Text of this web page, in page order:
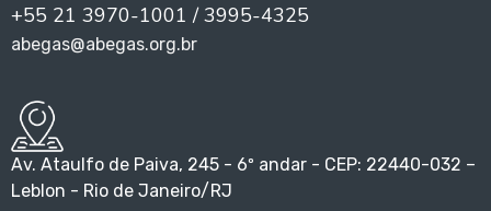
+55 21 3970-1001 / 3995-4325
abegas@abegas.org.br
Av. Ataulfo de Paiva, 245 - 6º andar - CEP: 22440-032 –
Leblon - Rio de Janeiro/RJ